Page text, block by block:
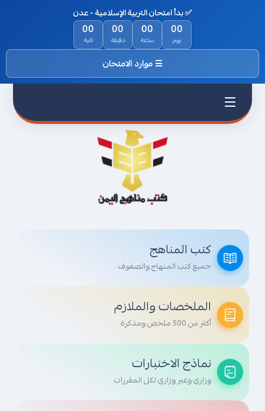
من نحن
السياسة
والخصوصية
كتب المناهج
جميع كتب المنهاج والصفوف
الملخصات والملازم
أكثر من 500 ملخص ومذكرة
نماذج الاختبارات
وزاري وغير وزاري لكل المقررات
✅ بدأ امتحان التربية الإسلامية - عدن
00
يوم
00
ساعة
00
دقيقة
00
ثانية
☰ موارد الامتحان